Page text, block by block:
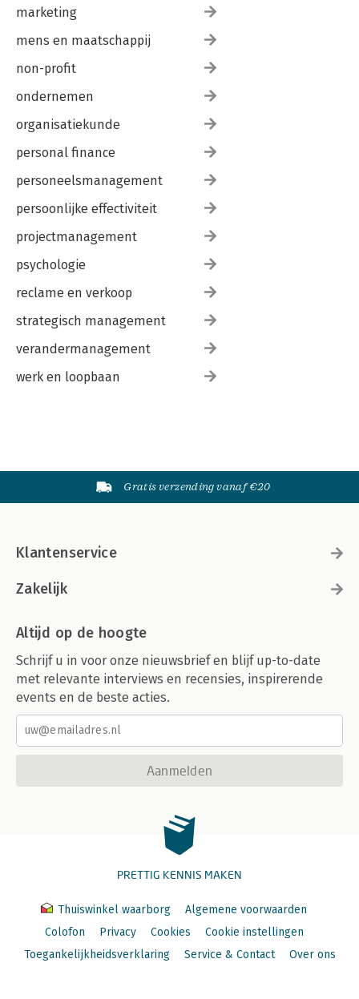
marketing
mens en maatschappij
non-profit
ondernemen
organisatiekunde
personal finance
personeelsmanagement
persoonlijke effectiviteit
projectmanagement
psychologie
reclame en verkoop
strategisch management
verandermanagement
werk en loopbaan
Gratis verzending vanaf €20
Klantenservice
Zakelijk
Altijd op de hoogte
Schrijf u in voor onze nieuwsbrief en blijf up-to-date
met relevante interviews en recensies, inspirerende
events en de beste acties.
Aanmelden
PRETTIG KENNIS MAKEN
Thuiswinkel waarborg
Algemene voorwaarden
Colofon
Privacy Cookies
Cookie instellingen
Toegankelijkheidsverklaring
Service & Contact Over ons